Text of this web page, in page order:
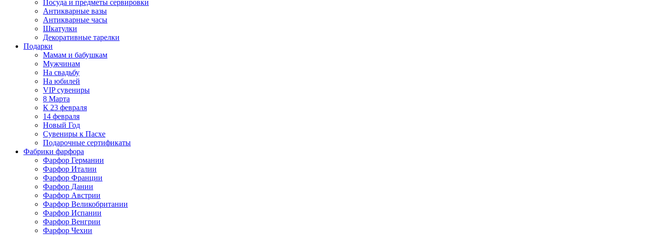
Посуда и предметы сервировки
Антикварные вазы
Антикварные часы
Шкатулки
Декоративные тарелки
Подарки
Мамам и бабушкам
Мужчинам
На свадьбу
На юбилей
VIP сувениры
8 Марта
К 23 февраля
14 февраля
Новый Год
Сувениры к Пасхе
Подарочные сертификаты
Фабрики фарфора
Фарфор Германии
Фарфор Италии
Фарфор Франции
Фарфор Дании
Фарфор Австрии
Фарфор Великобритании
Фарфор Испании
Фарфор Венгрии
Фарфор Чехии